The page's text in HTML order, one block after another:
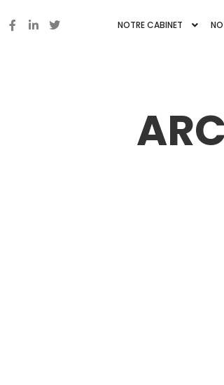
NOTRE CABINET